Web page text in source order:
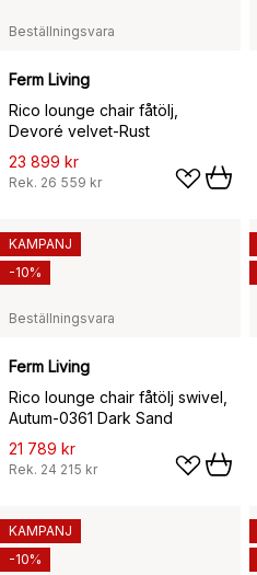
Beställningsvara
Ferm Living
Rico lounge chair fåtölj,
Devoré velvet-Rust
23 899 kr
Rek. 26 559 kr
Beställningsvara
Ferm Living
Rico lounge chair fåtölj swivel,
Autum-0361 Dark Sand
21 789 kr
Rek. 24 215 kr
KAMPANJ
-10%
KAMPANJ
-10%